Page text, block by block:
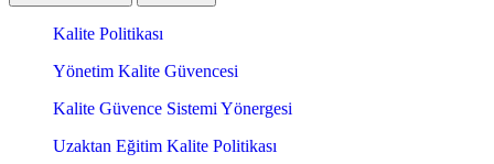
Kalite Politikası
Yönetim Kalite Güvencesi
Kalite Güvence Sistemi Yönergesi
Uzaktan Eğitim Kalite Politikası